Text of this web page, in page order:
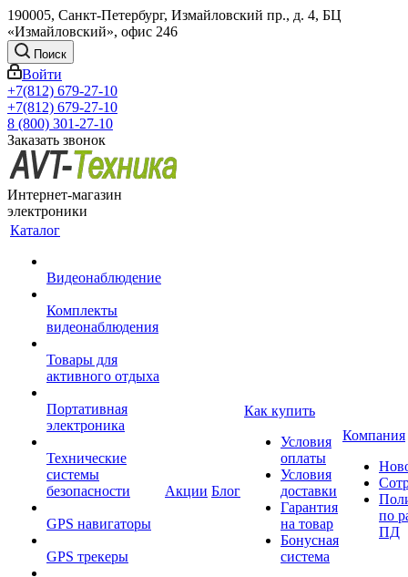
190005, Санкт-Петербург, Измайловский пр., д. 4, БЦ
«Измайловский», офис 246
Поиск
Войти
+7(812) 679-27-10
+7(812) 679-27-10
8 (800) 301-27-10
Заказать звонок
Интернет-магазин
электроники
Каталог
Видеонаблюдение
Комплекты
видеонаблюдения
Товары для
активного отдыха
Портативная
электроника
Технические
системы
безопасности
GPS навигаторы
GPS трекеры
Акции Блог
Как купить
Условия
оплаты
Условия
доставки
Гарантия
на товар
Бонусная
система
Компания
по
ПД